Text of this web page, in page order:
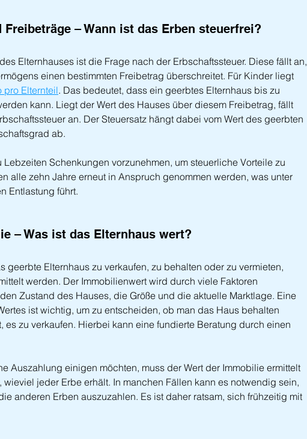
– Wann ist das Erben steuerfrei?
Elternhauses ist die Frage nach der Erbschaftssteuer. Diese fällt an,
einen bestimmten Freibetrag überschreitet. Für Kinder liegt
pro Elternteil. Das bedeutet, dass ein geerbtes Elternhaus bis zu
kann. Liegt der Wert des Hauses über diesem Freibetrag, fällt
an. Der Steuersatz hängt dabei vom Wert des geerbten
ab.
Schenkungen vorzunehmen, um steuerliche Vorteile zu
alle zehn Jahre erneut in Anspruch genommen werden, was unter
Entlastung führt.
– Was ist das Elternhaus wert?
geerbte Elternhaus zu verkaufen, zu behalten oder zu vermieten,
werden. Der Immobilienwert wird durch viele Faktoren
Zustand des Hauses, die Größe und die aktuelle Marktlage. Eine
ist wichtig, um zu entscheiden, ob man das Haus behalten
es zu verkaufen. Hierbei kann eine fundierte Beratung durch einen
Auszahlung einigen möchten, muss der Wert der Immobilie ermittelt
jeder Erbe erhält. In manchen Fällen kann es notwendig sein,
anderen Erben auszuzahlen. Es ist daher ratsam, sich frühzeitig mit